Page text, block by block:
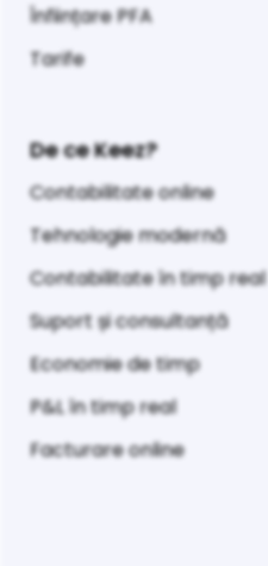
Înființare PFA
Tarife
De ce Keez?
Contabilitate online
Tehnologie modernă
Contabilitate în timp real
Suport și consultanță
Economie de timp
P&L în timp real
Facturare online